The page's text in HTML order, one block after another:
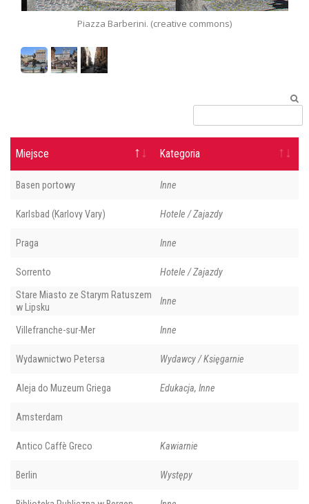
Piazza Barberini. (creative commons)
Miejsce Kategoria
Basen portowy Inne
Karlsbad (Karlovy Vary) Hotele / Zajazdy
Praga Inne
Sorrento Hotele / Zajazdy
Stare Miasto ze Starym Ratuszem
w Lipsku
Inne
Villefranche-sur-Mer Inne
Wydawnictwo Petersa Wydawcy / Księgarnie
Aleja do Muzeum Griega Edukacja, Inne
Amsterdam
Antico Caffè Greco Kawiarnie
Berlin Występy